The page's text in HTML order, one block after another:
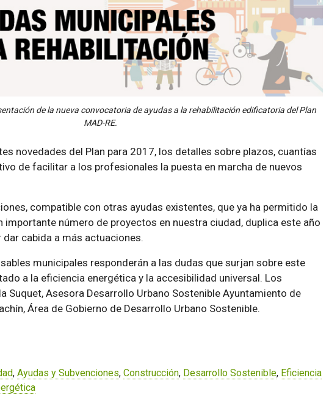
de la nueva convocatoria de ayudas a la rehabilitación edificatoria del Plan
MAD-RE.
novedades del Plan para 2017, los detalles sobre plazos, cuantías
de facilitar a los profesionales la puesta en marcha de nuevos
compatible con otras ayudas existentes, que ya ha permitido la
importante número de proyectos en nuestra ciudad, duplica este año
cabida a más actuaciones.
municipales responderán a las dudas que surjan sobre este
a la eficiencia energética y la accesibilidad universal. Los
Suquet, Asesora Desarrollo Urbano Sostenible Ayuntamiento de
Área de Gobierno de Desarrollo Urbano Sostenible.
, Ayudas y Subvenciones, Construcción, Desarrollo Sostenible, Eficiencia